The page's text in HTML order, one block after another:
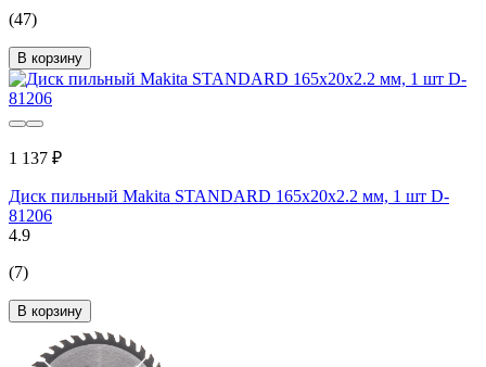
(47)
В корзину
1 137 ₽
Диск пильный Makita STANDARD 165х20х2.2 мм, 1 шт D-
81206
4.9
(7)
В корзину